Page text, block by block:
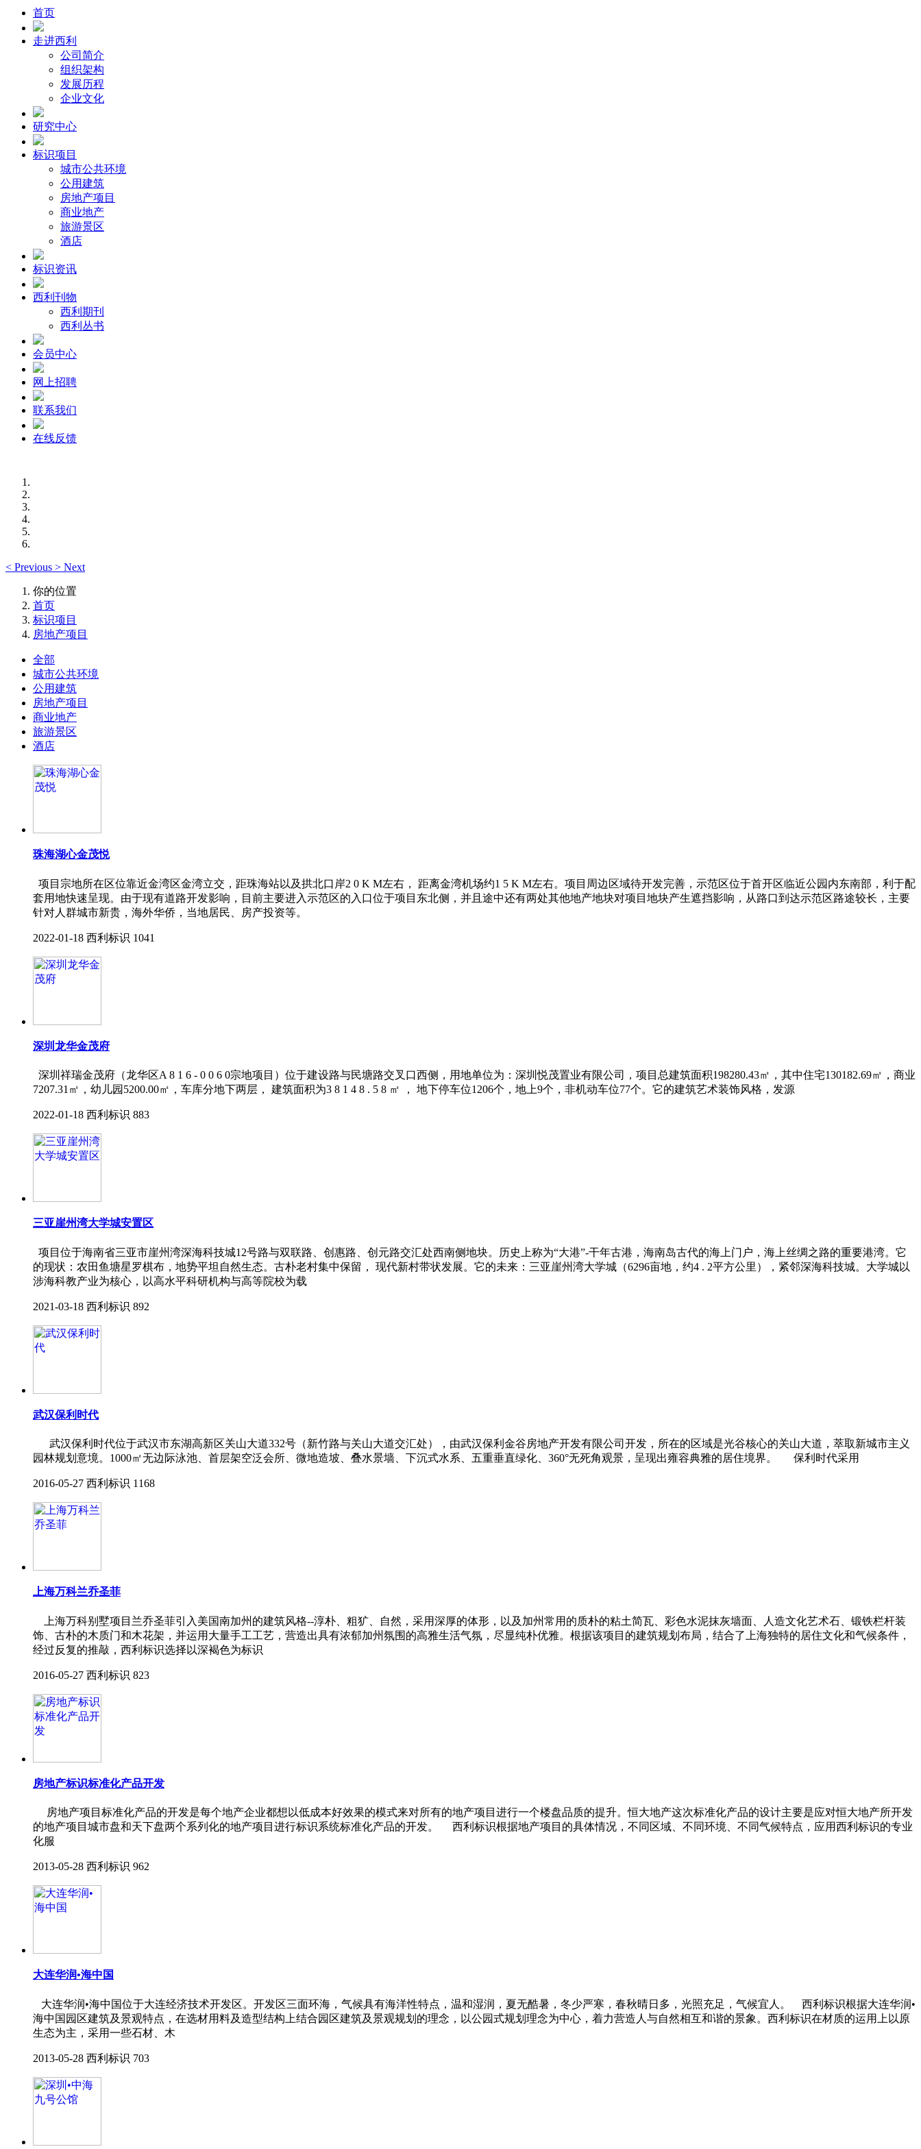
首页
走进西利
公司简介
组织架构
发展历程
企业文化
研究中心
标识项目
城市公共环境
公用建筑
房地产项目
商业地产
旅游景区
酒店
标识资讯
西利刊物
西利期刊
西利丛书
会员中心
网上招聘
联系我们
在线反馈
< Previous > Next
你的位置
首页
标识项目
房地产项目
全部
城市公共环境
公用建筑
房地产项目
商业地产
旅游景区
酒店
珠海湖心金茂悦
项目宗地所在区位靠近金湾区金湾立交，距珠海站以及拱北口岸2 0 K M左右， 距离金湾机场约1 5 K M左右。项目周边区域待开发完善，示范区位于首开区临近公园内东南部，利于配
套用地快速呈现。由于现有道路开发影响，目前主要进入示范区的入口位于项目东北侧，并且途中还有两处其他地产地块对项目地块产生遮挡影响，从路口到达示范区路途较长，主要
针对人群城市新贵，海外华侨，当地居民、房产投资等。
2022-01-18 西利标识 1041
深圳龙华金茂府
深圳祥瑞金茂府（龙华区A 8 1 6 - 0 0 6 0宗地项目）位于建设路与民塘路交叉口西侧，用地单位为：深圳悦茂置业有限公司，项目总建筑面积198280.43㎡，其中住宅130182.69㎡，商业
7207.31㎡，幼儿园5200.00㎡，车库分地下两层， 建筑面积为3 8 1 4 8 . 5 8 ㎡ ， 地下停车位1206个，地上9个，非机动车位77个。它的建筑艺术装饰风格，发源
2022-01-18 西利标识 883
三亚崖州湾大学城安置区
项目位于海南省三亚市崖州湾深海科技城12号路与双联路、创惠路、创元路交汇处西南侧地块。历史上称为“大港”-干年古港，海南岛古代的海上门户，海上丝绸之路的重要港湾。它
的现状：农田鱼塘星罗棋布，地势平坦自然生态。古朴老村集中保留， 现代新村带状发展。它的未来：三亚崖州湾大学城（6296亩地，约4 . 2平方公里），紧邻深海科技城。大学城以
涉海科教产业为核心，以高水平科研机构与高等院校为载
2021-03-18 西利标识 892
武汉保利时代
武汉保利时代位于武汉市东湖高新区关山大道332号（新竹路与关山大道交汇处），由武汉保利金谷房地产开发有限公司开发，所在的区域是光谷核心的关山大道，萃取新城市主义
园林规划意境。1000㎡无边际泳池、首层架空泛会所、微地造坡、叠水景墙、下沉式水系、五重垂直绿化、360°无死角观景，呈现出雍容典雅的居住境界。 保利时代采用
2016-05-27 西利标识 1168
上海万科兰乔圣菲
上海万科别墅项目兰乔圣菲引入美国南加州的建筑风格--淳朴、粗犷、自然，采用深厚的体形，以及加州常用的质朴的粘土简瓦、彩色水泥抹灰墙面、人造文化艺术石、锻铁栏杆装
饰、古朴的木质门和木花架，并运用大量手工工艺，营造出具有浓郁加州氛围的高雅生活气氛，尽显纯朴优雅。根据该项目的建筑规划布局，结合了上海独特的居住文化和气候条件，
经过反复的推敲，西利标识选择以深褐色为标识
2016-05-27 西利标识 823
房地产标识标准化产品开发
房地产项目标准化产品的开发是每个地产企业都想以低成本好效果的模式来对所有的地产项目进行一个楼盘品质的提升。恒大地产这次标准化产品的设计主要是应对恒大地产所开发
的地产项目城市盘和天下盘两个系列化的地产项目进行标识系统标准化产品的开发。 西利标识根据地产项目的具体情况，不同区域、不同环境、不同气候特点，应用西利标识的专业
化服
2013-05-28 西利标识 962
大连华润•海中国
大连华润•海中国位于大连经济技术开发区。开发区三面环海，气候具有海洋性特点，温和湿润，夏无酷暑，冬少严寒，春秋晴日多，光照充足，气候宜人。 西利标识根据大连华润•
海中国园区建筑及景观特点，在选材用料及造型结构上结合园区建筑及景观规划的理念，以公园式规划理念为中心，着力营造人与自然相互和谐的景象。西利标识在材质的运用上以原
生态为主，采用一些石材、木
2013-05-28 西利标识 703